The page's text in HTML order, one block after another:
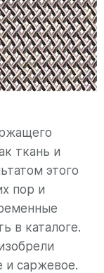
ткань и
этого
пор и
в каталоге.
и саржевое.